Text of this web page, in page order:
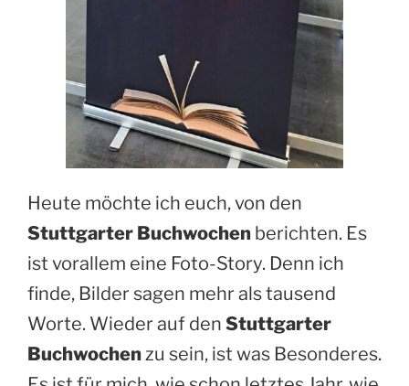
Heute möchte ich euch, von den
Stuttgarter Buchwochen berichten. Es
ist vorallem eine Foto-Story. Denn ich
finde, Bilder sagen mehr als tausend
Worte. Wieder auf den Stuttgarter
Buchwochenzu sein, ist was Besonderes.